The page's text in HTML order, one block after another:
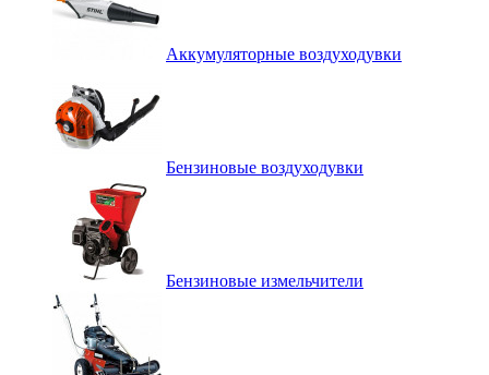
Аккумуляторные воздуходувки
Бензиновые воздуходувки
Бензиновые измельчители